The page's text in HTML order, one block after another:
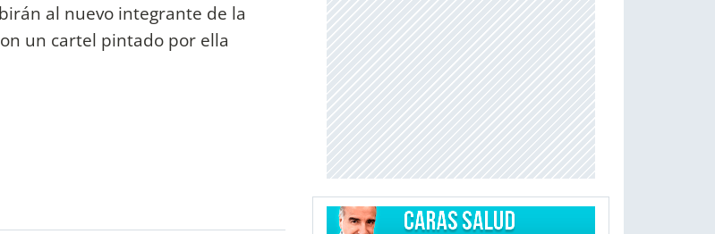
al nuevo integrante de la
un cartel pintado por ella